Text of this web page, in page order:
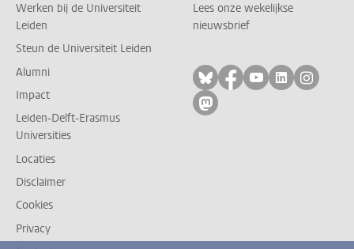
Werken bij de Universiteit
Leiden
Steun de Universiteit Leiden
Alumni
Impact
Leiden-Delft-Erasmus
Universities
Locaties
Disclaimer
Cookies
Privacy
Lees onze wekelijkse
nieuwsbrief
Volg ons op bluesky
Volg ons op
Volg ons op
Volg ons
Volg
Volg ons op mastodon